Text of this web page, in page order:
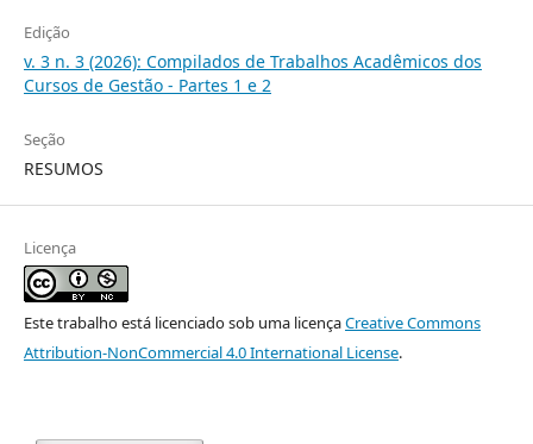
Edição
v. 3 n. 3 (2026): Compilados de Trabalhos Acadêmicos dos
Cursos de Gestão - Partes 1 e 2
Seção
RESUMOS
Licença
Este trabalho está licenciado sob uma licençaCreative Commons
Attribution-NonCommercial 4.0 International License.